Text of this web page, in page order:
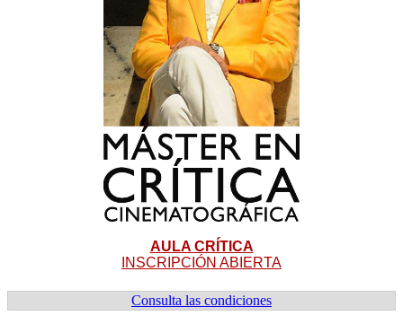
AULA CRÍTICA
INSCRIPCIÓN ABIERTA
Consulta las condiciones